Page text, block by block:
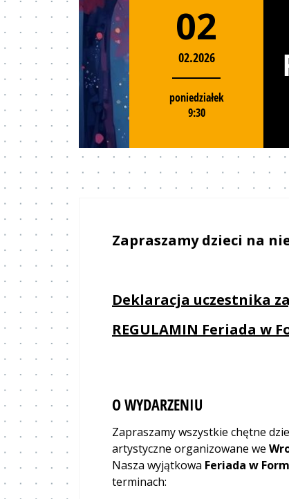
02
02.2026
poniedziałek
9:30
Zapraszamy dzieci na
Deklaracja uczestnika
REGULAMIN Feriada w
O WYDARZENIU
Zapraszamy wszystkie chętne
artystyczne organizowane we
Nasza wyjątkowa Feriada w
terminach: